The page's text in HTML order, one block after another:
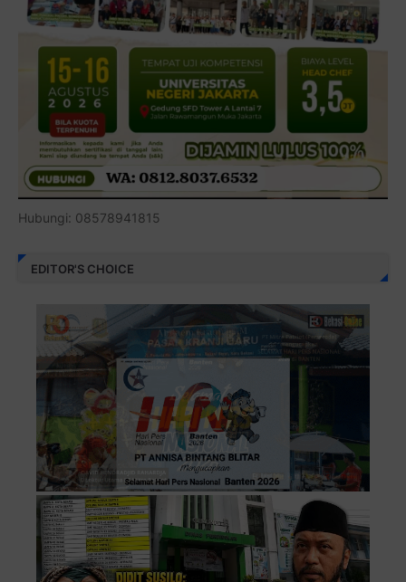
Hubungi: 08578941815
EDITOR'S CHOICE